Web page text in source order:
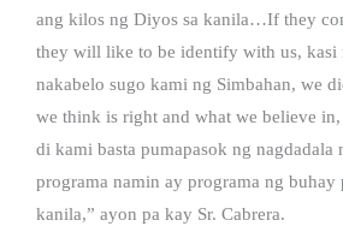
ang kilos ng Diyos sa kanila…If they
they will like to be identify with us, kasi
nakabelo sugo kami ng Simbahan, we
we think is right and what we believe
di kami basta pumapasok ng nagdadala
programa namin ay programa ng buhay
kanila,” ayon pa kay Sr. Cabrera.